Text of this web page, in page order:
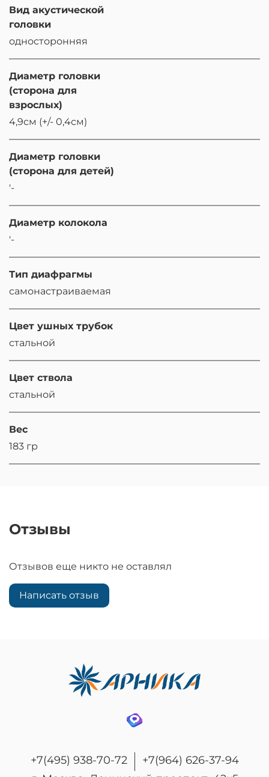
Вид акустической
головки
односторонняя
Диаметр головки
(сторона для
взрослых)
4,9см (+/- 0,4см)
Диаметр головки
(сторона для детей)
'-
Диаметр колокола
'-
Тип диафрагмы
самонастраиваемая
Цвет ушных трубок
стальной
Цвет ствола
стальной
Вес
183 гр
Отзывы
Отзывов еще никто не оставлял
Написать отзыв
+7(495) 938-70-72
+7(964) 626-37-94